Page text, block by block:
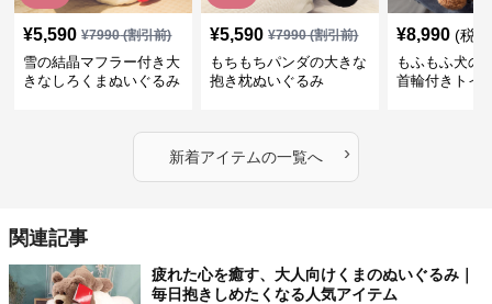
¥5,590 ¥7990(割引前)
雪の結晶マフラー付き大
きなしろくまぬいぐるみ
¥5,590 ¥7990(割引前)
もちもちパンダの大きな
抱き枕ぬいぐるみ
¥8,990 (税
もふもふ犬の
首輪付きトイ
新着アイテムの一覧へ ›
関連記事
疲れた心を癒す、大人向けくまのぬいぐるみ｜
毎日抱きしめたくなる人気アイテム